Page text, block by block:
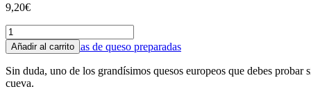
Tablas de queso preparadas
9,20€
Blue
Stilton
-
Neal's
Yard
Añadir al carrito
Sin duda, uno de los grandísimos quesos europeos que debes
cueva.